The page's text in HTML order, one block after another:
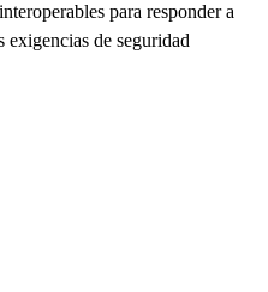
para responder a
exigencias de seguridad